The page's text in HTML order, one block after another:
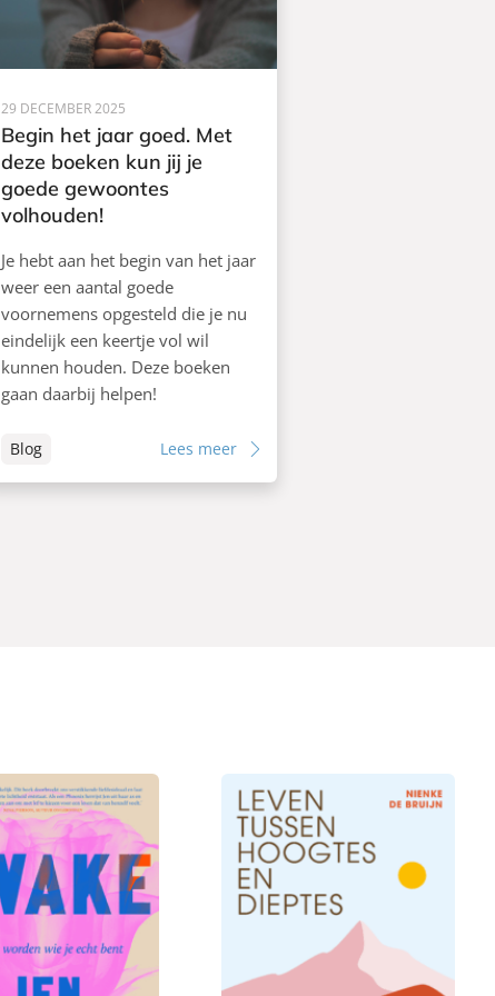
29 DECEMBER 2025
Begin het jaar goed. Met
deze boeken kun jij je
goede gewoontes
volhouden!
Je hebt aan het begin van het jaar
weer een aantal goede
voornemens opgesteld die je nu
eindelijk een keertje vol wil
kunnen houden. Deze boeken
gaan daarbij helpen!
Blog Lees meer